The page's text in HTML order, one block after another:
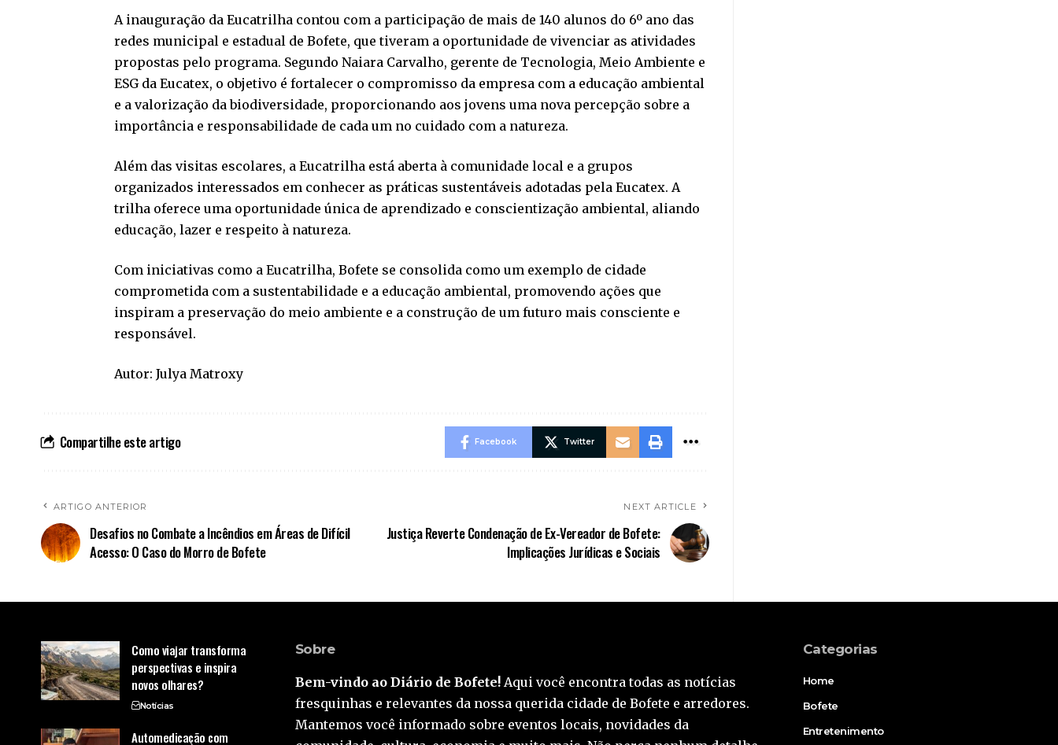
A inauguração da Eucatrilha contou com a participação de mais de 140 alunos do 6º ano das
redes municipal e estadual de Bofete, que tiveram a oportunidade de vivenciar as atividades
propostas pelo programa. Segundo Naiara Carvalho, gerente de Tecnologia, Meio Ambiente e
ESG da Eucatex, o objetivo é fortalecer o compromisso da empresa com a educação ambiental
e a valorização da biodiversidade, proporcionando aos jovens uma nova percepção sobre a
importância e responsabilidade de cada um no cuidado com a natureza.
Além das visitas escolares, a Eucatrilha está aberta à comunidade local e a grupos
organizados interessados em conhecer as práticas sustentáveis adotadas pela Eucatex. A
trilha oferece uma oportunidade única de aprendizado e conscientização ambiental, aliando
educação, lazer e respeito à natureza.
Com iniciativas como a Eucatrilha, Bofete se consolida como um exemplo de cidade
comprometida com a sustentabilidade e a educação ambiental, promovendo ações que
inspiram a preservação do meio ambiente e a construção de um futuro mais consciente e
responsável.
Autor: Julya Matroxy
Compartilhe este artigo Facebook Twitter
ARTIGO ANTERIOR
Desafios no Combate a Incêndios em Áreas de Difícil
Acesso: O Caso do Morro de Bofete
NEXT ARTICLE
Justiça Reverte Condenação de Ex-Vereador de Bofete:
Implicações Jurídicas e Sociais
Como viajar transforma
perspectivas e inspira
novos olhares?
Notícias
Automedicação com
Sobre
Bem-vindo ao Diário de Bofete!Aqui você encontra todas as notícias
fresquinhas e relevantes da nossa querida cidade de Bofete e arredores.
Mantemos você informado sobre eventos locais, novidades da
Categorias
Home
Bofete
Entretenimento